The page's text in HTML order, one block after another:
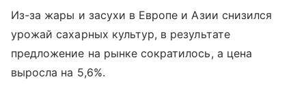
Из-за жары и засухи в Европе и Азии снизился
урожай сахарных культур, в результате
предложение на рынке сократилось, а цена
выросла на 5,6%.